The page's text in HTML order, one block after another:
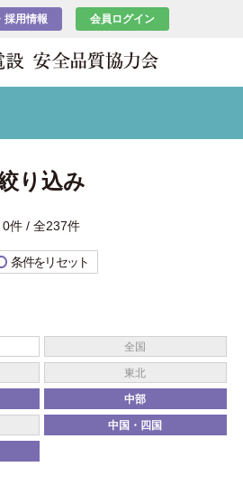
採用情報 会員ログイン
り込み
0件 / 全237件
条件をリセット
全国
東北
中部
中国・四国